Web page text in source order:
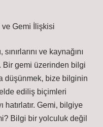
Gemi İlişkisi
ve kaynağını
gemi üzerinden bilgi
düşünmek, bize bilginin
ediliş biçimleri
hatırlatır. Gemi, bilgiye
Bilgi bir yolculuk değil